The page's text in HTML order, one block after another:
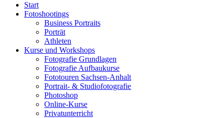
Start
Fotoshootings
Business Portraits
Porträt
Athleten
Kurse und Workshops
Fotografie Grundlagen
Fotografie Aufbaukurse
Fototouren Sachsen-Anhalt
Portrait- & Studiofotografie
Photoshop
Online-Kurse
Privatunterricht